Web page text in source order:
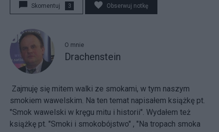
Skomentuj 3 Obserwuj notkę
O mnie
Drachenstein
Zajmuję się mitem walki ze smokami, w tym naszym
smokiem wawelskim. Na ten temat napisałem książkę pt.
"Smok wawelski w kręgu mitu i historii". Wydałem też
książkę pt. "Smoki i smokobójstwo" , "Na tropach smoka